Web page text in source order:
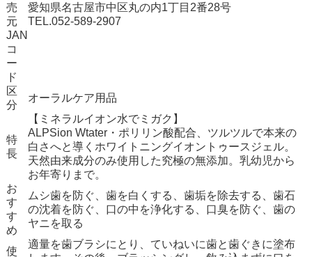
売
元
愛知県名古屋市中区丸の内1丁目2番28号
TEL.052-589-2907
JAN
コ
ー
ド
区
分
オーラルケア用品
特
長
【ミネラルイオン水でミガク】
ALPSion Wtater・ポリリン酸配合、ツルツルで本来の
白さへと導くホワイトニングイオントゥースジェル。
天然由来成分のみ使用した究極の無添加。乳幼児から
お年寄りまで。
お
す
す
め
ムシ歯を防ぐ、歯を白くする、歯垢を除去する、歯石
の沈着を防ぐ、口の中を浄化する、口臭を防ぐ、歯の
ヤニを取る
使
適量を歯ブラシにとり、ていねいに歯と歯ぐきに塗布